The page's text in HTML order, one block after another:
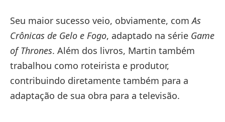
Seu maior sucesso veio, obviamente, comAs
Crônicas de Gelo e Fogo, adaptado na série Game
of Thrones. Além dos livros, Martin também
trabalhou como roteirista e produtor,
contribuindo diretamente também para a
adaptação de sua obra para a televisão.